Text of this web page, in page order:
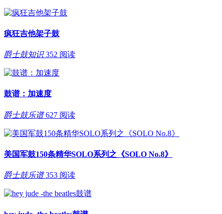
疯狂吉他架子鼓
爵士鼓知识 352 阅读
鼓谱：加速度
爵士鼓乐谱 627 阅读
美国军鼓150条精华SOLO系列之《SOLO No.8》
爵士鼓乐谱 353 阅读